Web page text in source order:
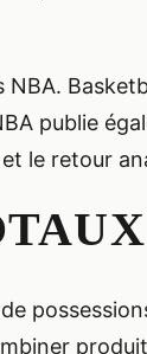
publie
le retour